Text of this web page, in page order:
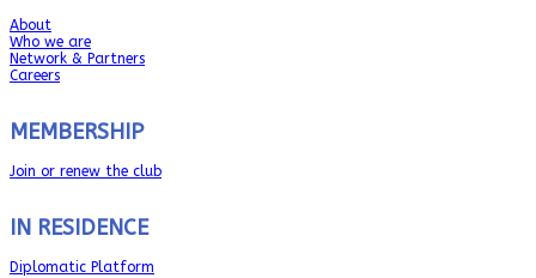
About
Who we are
Network & Partners
Careers
MEMBERSHIP
Join or renew the club
IN RESIDENCE
Diplomatic Platform